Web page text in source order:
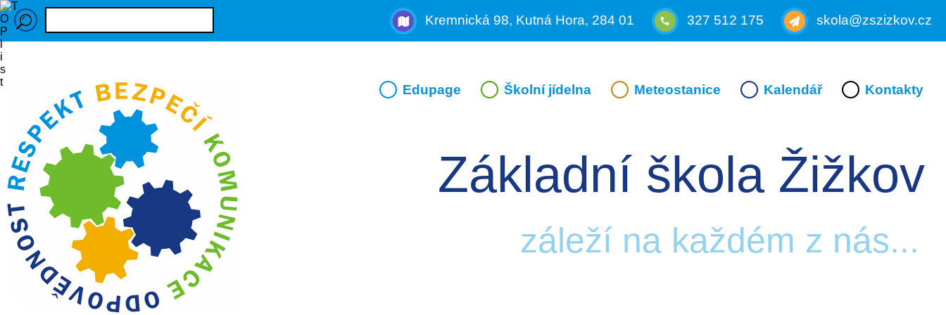
Kremnická 98, Kutná Hora, 284 01 327 512 175 skola@zszizkov.cz
Edupage Školní jídelna Meteostanice Kalendář Kontakty
Základní škola Žižkov
záleží na každém z nás...